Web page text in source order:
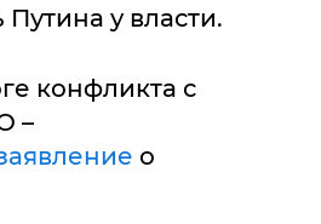
Путина у власти.
конфликта с
–
о